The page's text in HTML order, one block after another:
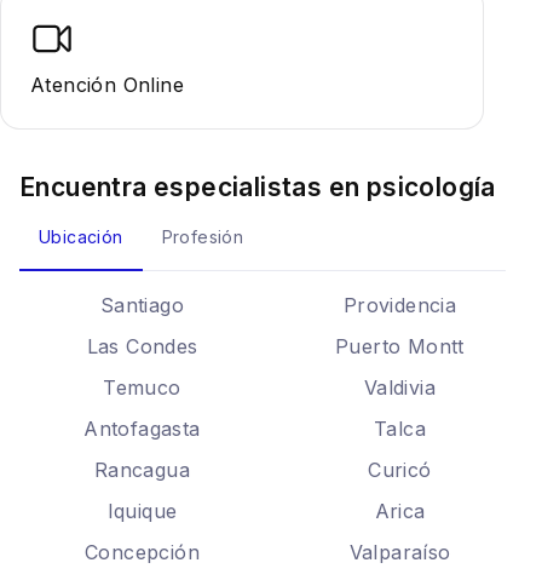
Atención Online
Encuentra especialistas en psicología
Ubicación Profesión
Santiago
Providencia
Las Condes
Puerto Montt
Temuco
Valdivia
Antofagasta
Talca
Rancagua
Curicó
Iquique
Arica
Concepción
Valparaíso